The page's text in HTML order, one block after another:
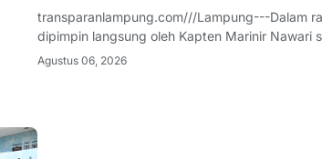
transparanlampung.com///Lampung---Dalam
dipimpin langsung oleh Kapten Marinir Nawari
beaserta Ketua dan anggota Jalasenastri
Agustus 06, 2026